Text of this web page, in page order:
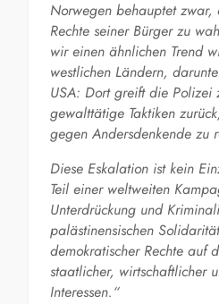
Norwegen behauptet zwar,
Rechte seiner Bürger zu
wir einen ähnlichen Trend
westlichen Ländern,
USA: Dort greift die Polizei
gewalttätige Taktiken
gegen Andersdenkende zu
Diese Eskalation ist kein
Teil einer weltweiten
Unterdrückung und
palästinensischen
demokratischer Rechte auf
staatlicher, wirtschaftlicher
Interessen.“